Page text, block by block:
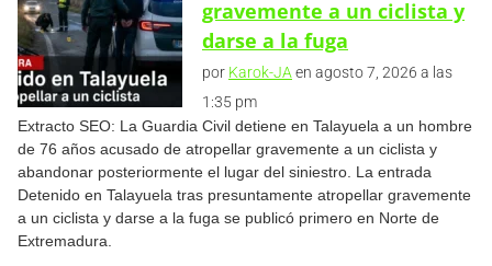
gravemente a un ciclista y
darse a la fuga
por Karok-JA en agosto 7, 2026 a las
1:35 pm
Extracto SEO: La Guardia Civil detiene en Talayuela a un hombre
de 76 años acusado de atropellar gravemente a un ciclista y
abandonar posteriormente el lugar del siniestro. La entrada
Detenido en Talayuela tras presuntamente atropellar gravemente
a un ciclista y darse a la fuga se publicó primero en Norte de
Extremadura.